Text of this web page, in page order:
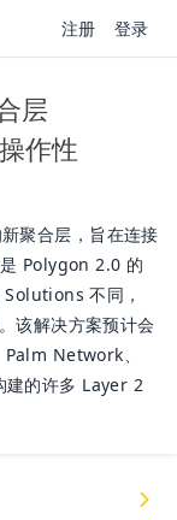
注册 登录
层
作性
聚合层，旨在连接
Polygon 2.0 的
不同，
该解决方案预计会
Network、
建的许多 Layer 2